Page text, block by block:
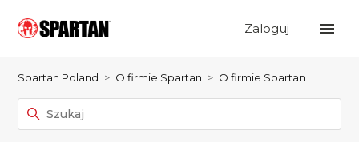
Zaloguj
Spartan Poland O firmie Spartan O firmie Spartan